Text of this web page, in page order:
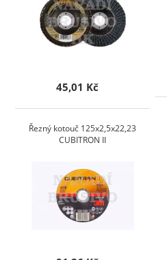
45,01 Kč
Řezný kotouč 125x2,5x22,23
CUBITRON II